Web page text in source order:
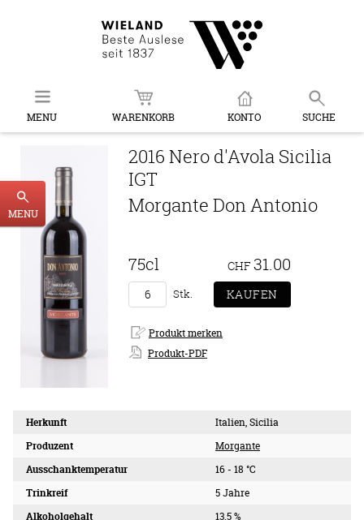
MENU WARENKORB KONTO SUCHE
MENU
2016 Nero d'Avola Sicilia
IGT
Morgante Don Antonio
75cl CHF 31.00
Stk.
Produkt-PDF
Herkunft
Italien, Sicilia
Produzent
Morgante
Ausschanktemperatur
16 - 18 °C
Trinkreif
5 Jahre
Alkoholgehalt
13.5 %